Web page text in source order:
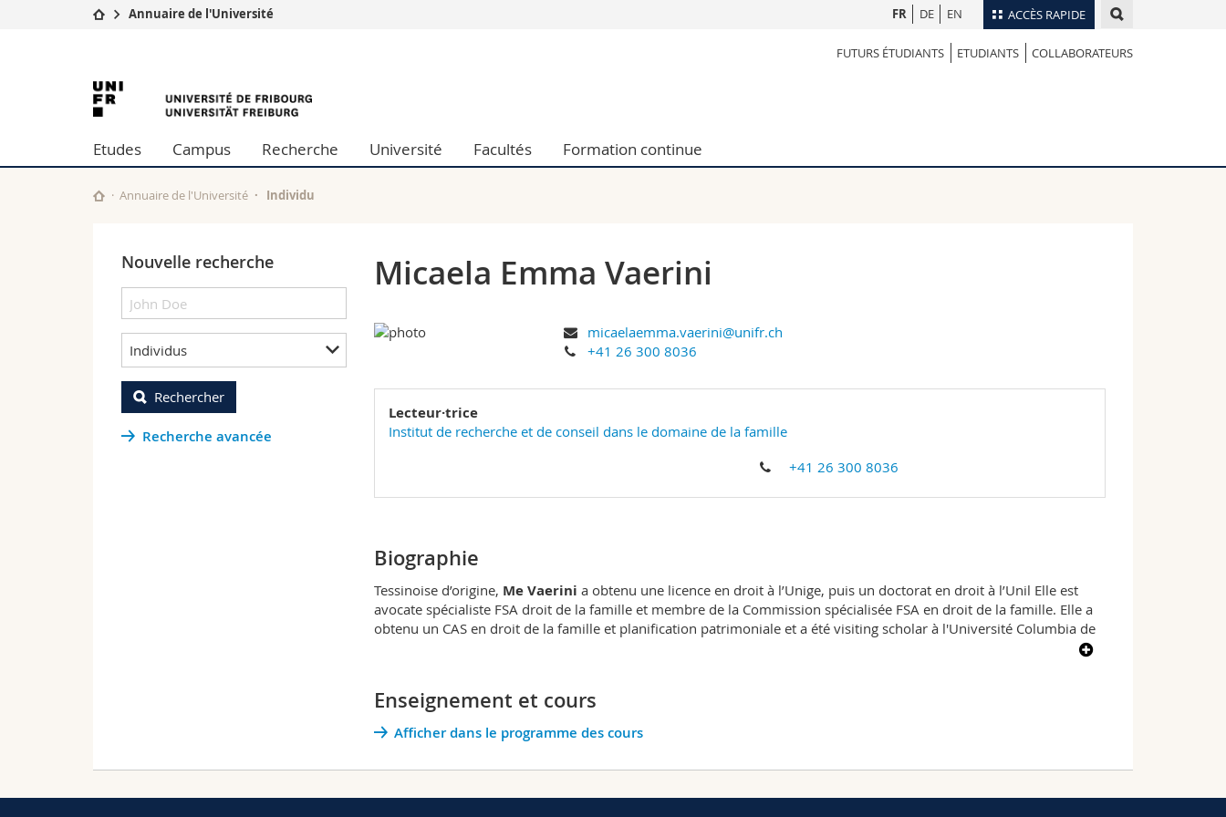
ACCÈS RAPIDE
Etudes
Campus
Université
Formation continue
Lettres et sciences humaines
Sciences de l'éducation et de la formation
Collaborateurs
Annuaire du personnel
Programme des cours
FR DE EN
Annuaire de l'Université
FUTURS ÉTUDIANTS ETUDIANTS COLLABORATEURS
University
of
Fribourg
Etudes Campus Recherche Université Facultés Formation continue
Annuaire de l'Université Individu
Nouvelle recherche
Individus
Rechercher
Recherche avancée
Micaela Emma Vaerini
micaelaemma.vaerini@unifr.ch
+41 26 300 8036
Lecteur·trice
Institut de recherche et de conseil dans le domaine de la famille
+41 26 300 8036
Biographie
Tessinoise d’origine, Me Vaerini a obtenu une licence en droit à l’Unige, puis un doctorat en droit à l’Unil Elle est
avocate spécialiste FSA droit de la famille et membre de la Commission spécialisée FSA en droit de la famille. Elle a
obtenu un CAS en droit de la famille et planification patrimoniale et a été visiting scholar à l'Université Columbia de
New York. Me Vaerini est chargée de cours à l’Unige, chargée de cours, coresponsable de la Chaire de droit civil I, à
de la collection «Le droit des personnes âgées».
Enseignement et cours
Afficher dans le programme des cours